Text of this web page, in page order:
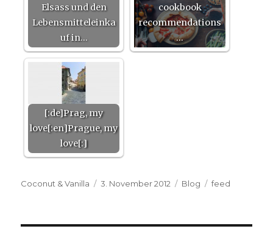
Elsass und den
Lebensmitteleinka
uf in…
cookbook
recommendations
…
[:de]Prag, my
love[:en]Prague, my
love[:]
Autor
Coconut & Vanilla
Veröffentlicht
3. November 2012 Kategorien
Blog Schlagwörter
feed